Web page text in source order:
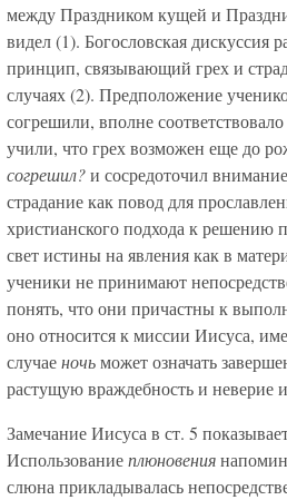
между Праздником кущей и
видел (1). Богословская дискуссия
принцип, связывающий грех и
случаях (2). Предположение
согрешили, вполне
учили, что грех возможен еще до
согрешил?и сосредоточил
страдание как повод для
христианского подхода к решению
свет истины на явления как в
ученики не принимают
понять, что они причастны к
оно относится к миссии Иисуса,
случаеночьможет означать
растущую враждебность и неверие
Замечание Иисуса в ст. 5
Использованиеплюновения
слюна прикладывалась